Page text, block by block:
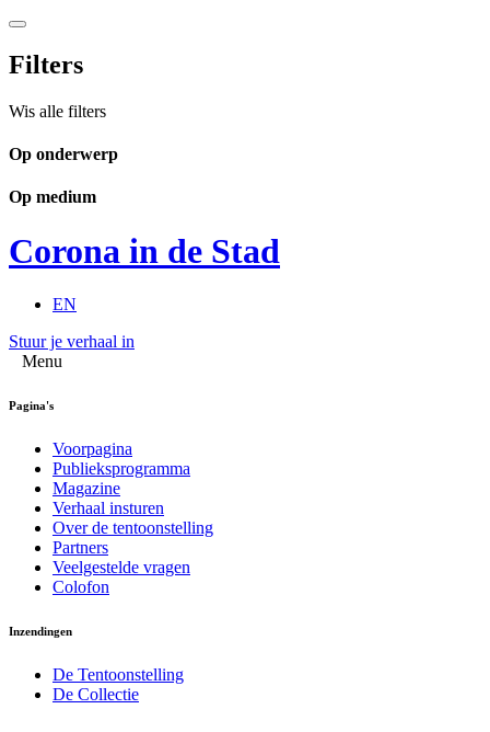
Filters
Wis alle filters
Op onderwerp
Op medium
Corona in de Stad
EN
Stuur je verhaal in
Menu
Pagina's
Voorpagina
Publieksprogramma
Magazine
Verhaal insturen
Over de tentoonstelling
Partners
Veelgestelde vragen
Colofon
Inzendingen
De Tentoonstelling
De Collectie